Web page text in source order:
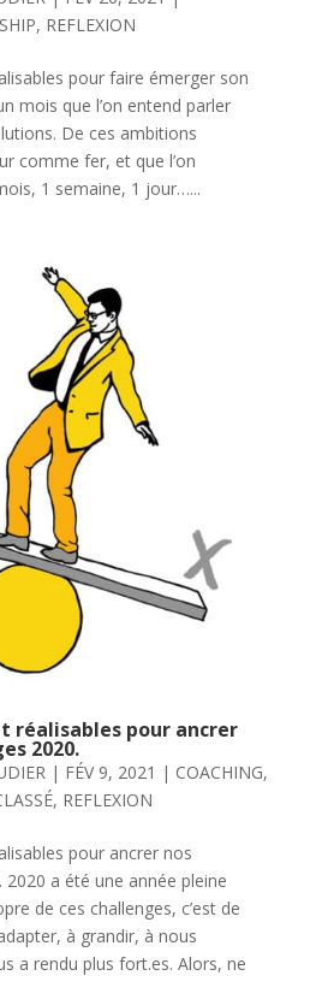
, REFLEXION
pour faire émerger son
mois que l’on entend parler
De ces ambitions
comme fer, et que l’on
1 semaine, 1 jour…...
réalisables pour ancrer
2020.
| FÉV 9, 2021 | COACHING,
, REFLEXION
pour ancrer nos
2020 a été une année pleine
de ces challenges, c’est de
à grandir, à nous
a rendu plus fort.es. Alors, ne